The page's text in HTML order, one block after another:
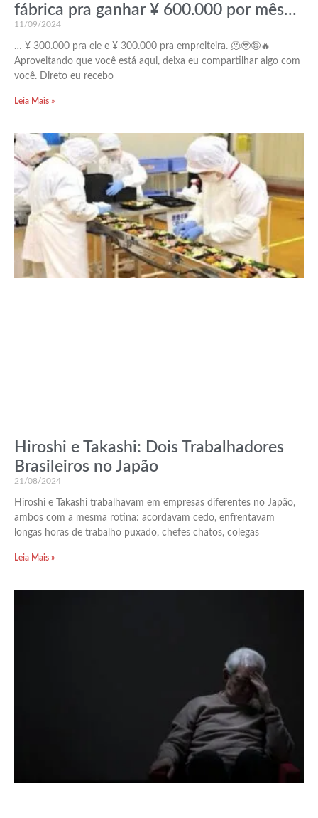
fábrica pra ganhar ¥ 600.000 por mês…
11/09/2024
… ¥ 300.000 pra ele e ¥ 300.000 pra empreiteira. 🫠🥹🤪🔥
Aproveitando que você está aqui, deixa eu compartilhar algo com
você. Direto eu recebo
Leia Mais »
Hiroshi e Takashi: Dois Trabalhadores
Brasileiros no Japão
21/08/2024
Hiroshi e Takashi trabalhavam em empresas diferentes no Japão,
ambos com a mesma rotina: acordavam cedo, enfrentavam
longas horas de trabalho puxado, chefes chatos, colegas
Leia Mais »